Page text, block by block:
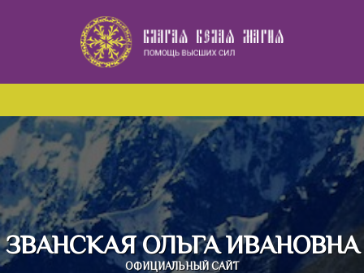
ЗВАНСКАЯ ОЛЬГА ИВАНОВНА
ОФИЦИАЛЬНЫЙ САЙТ